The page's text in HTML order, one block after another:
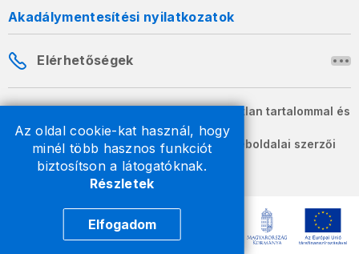
Az oldal cookie-kat használ, hogy
minél több hasznos funkciót
biztosítson a látogatóknak.
Részletek
Elfogadom
Akadálymentesítési nyilatkozatok
Elérhetőségek
A honlapon szereplő információk változatlan tartalommal és
formában szabadon terjeszthetők.
2026 © A Nemzeti Adó- és Vámhivatal weboldalai szerzői
jogvédelem alatt állnak.